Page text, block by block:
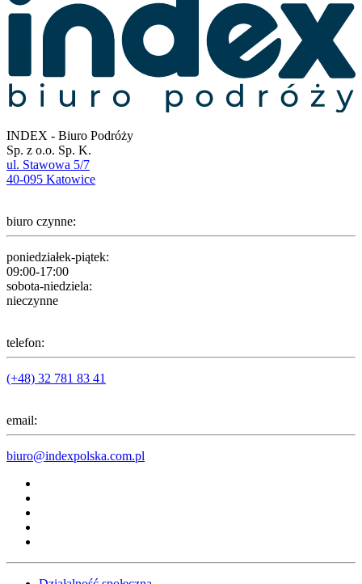
INDEX - Biuro Podróży
Sp. z o.o. Sp. K.
ul. Stawowa 5/7
40-095 Katowice
biuro czynne:
poniedziałek-piątek:
09:00-17:00
sobota-niedziela:
nieczynne
telefon:
(+48) 32 781 83 41
email:
biuro@indexpolska.com.pl